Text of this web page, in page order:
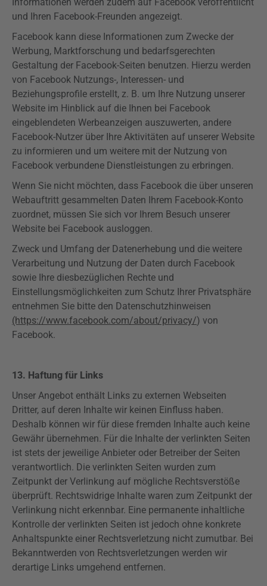
und Ihren Facebook-Freunden angezeigt.
Facebook kann diese Informationen zum Zwecke der
Werbung, Marktforschung und bedarfsgerechten
Gestaltung der Facebook-Seiten benutzen. Hierzu werden
von Facebook Nutzungs-, Interessen- und
Beziehungsprofile erstellt, z. B. um Ihre Nutzung unserer
Website im Hinblick auf die Ihnen bei Facebook
eingeblendeten Werbeanzeigen auszuwerten, andere
Facebook-Nutzer über Ihre Aktivitäten auf unserer Website
zu informieren und um weitere mit der Nutzung von
Facebook verbundene Dienstleistungen zu erbringen.
Wenn Sie nicht möchten, dass Facebook die über unseren
Webauftritt gesammelten Daten Ihrem Facebook-Konto
zuordnet, müssen Sie sich vor Ihrem Besuch unserer
Website bei Facebook ausloggen.
Zweck und Umfang der Datenerhebung und die weitere
Verarbeitung und Nutzung der Daten durch Facebook
sowie Ihre diesbezüglichen Rechte und
Einstellungsmöglichkeiten zum Schutz Ihrer Privatsphäre
entnehmen Sie bitte den Datenschutzhinweisen
(https://www.facebook.com/about/privacy/) von
Facebook.
13. Haftung für Links
Unser Angebot enthält Links zu externen Webseiten
Dritter, auf deren Inhalte wir keinen Einfluss haben.
Deshalb können wir für diese fremden Inhalte auch keine
Gewähr übernehmen. Für die Inhalte der verlinkten Seiten
ist stets der jeweilige Anbieter oder Betreiber der Seiten
verantwortlich. Die verlinkten Seiten wurden zum
Zeitpunkt der Verlinkung auf mögliche Rechtsverstöße
überprüft. Rechtswidrige Inhalte waren zum Zeitpunkt der
Verlinkung nicht erkennbar. Eine permanente inhaltliche
Kontrolle der verlinkten Seiten ist jedoch ohne konkrete
Anhaltspunkte einer Rechtsverletzung nicht zumutbar. Bei
Bekanntwerden von Rechtsverletzungen werden wir
derartige Links umgehend entfernen.